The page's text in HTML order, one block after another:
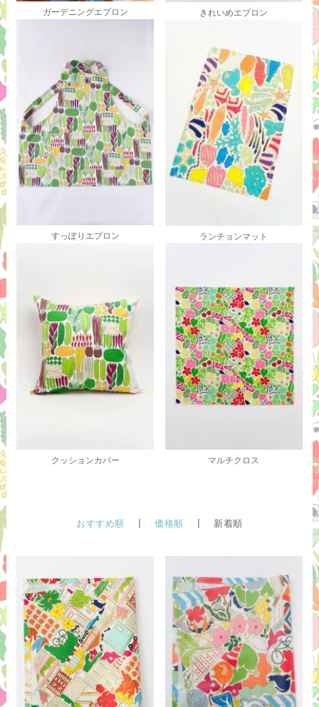
ガーデニングエプロン きれいめエプロン
すっぽりエプロン ランチョンマット
クッションカバー マルチクロス
おすすめ順 |価格順 | 新着順